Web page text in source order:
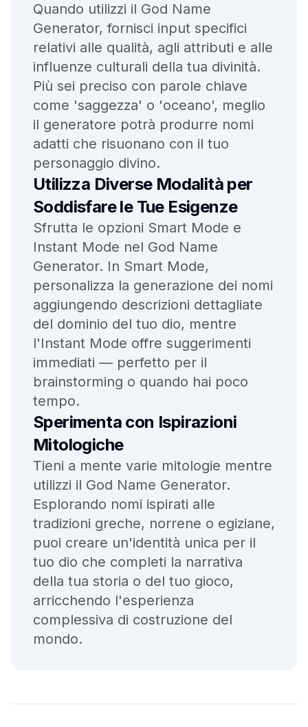
Quando utilizzi il God Name
Generator, fornisci input specifici
relativi alle qualità, agli attributi e alle
influenze culturali della tua divinità.
Più sei preciso con parole chiave
come 'saggezza' o 'oceano', meglio
il generatore potrà produrre nomi
adatti che risuonano con il tuo
personaggio divino.
Utilizza Diverse Modalità per
Soddisfare le Tue Esigenze
Sfrutta le opzioni Smart Mode e
Instant Mode nel God Name
Generator. In Smart Mode,
personalizza la generazione dei nomi
aggiungendo descrizioni dettagliate
del dominio del tuo dio, mentre
l'Instant Mode offre suggerimenti
immediati — perfetto per il
brainstorming o quando hai poco
tempo.
Sperimenta con Ispirazioni
Mitologiche
Tieni a mente varie mitologie mentre
utilizzi il God Name Generator.
Esplorando nomi ispirati alle
tradizioni greche, norrene o egiziane,
puoi creare un'identità unica per il
tuo dio che completi la narrativa
della tua storia o del tuo gioco,
arricchendo l'esperienza
complessiva di costruzione del
mondo.